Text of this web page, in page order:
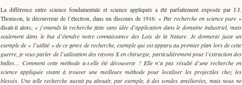
La différence entre science fondamentale et science appliquée a été parfaitement exposée par J.J.
Thomson, le découvreur de l’électron, dans un discours de 1916: « Par recherche en science pure »
disait-il alors, « j’entends la recherche faite sans idée d’application dans le domaine industriel, mais
seulement dans le but d’étendre notre connaissance des Lois de la Nature. Je donnerai juste un
exemple de « l’utilité » de ce genre de recherche, exemple qui est apparu au premier plan lors de cette
guerre, je veux parler de l’utilisation des rayons X en chirurgie, particulièrement pour l’extraction des
balles… Comment cette méthode a-t-elle été découverte ? Elle n’a pas résulté d’une recherche en
science appliquée visant à trouver une meilleure méthode pour localiser les projectiles chez les
blessés. Une telle recherche aurait pu aboutir, par exemple, à des sondes améliorées, mais nous ne